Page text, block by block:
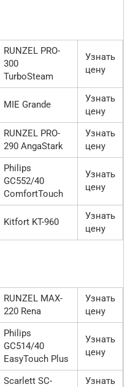
RUNZEL PRO-
300
TurboSteam
Узнать
цену
MIE Grande
Узнать
цену
RUNZEL PRO-
290 AngaStark
Узнать
цену
Philips
GC552/40
ComfortTouch
Узнать
цену
Kitfort KT-960
Узнать
цену
RUNZEL MAX-
220 Rena
Узнать
цену
Philips
GC514/40
EasyTouch Plus
Узнать
цену
Scarlett SC-
Узнать